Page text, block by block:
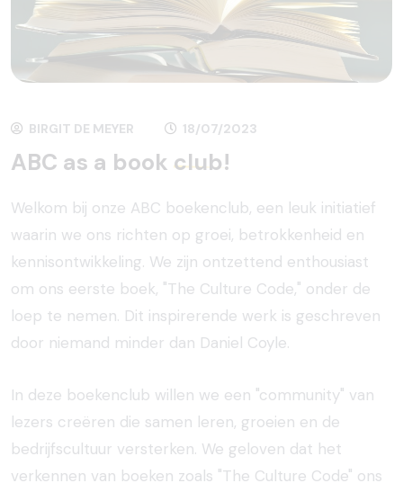
BIRGIT DE MEYER 18/07/2023
ABC as a book club!
Welkom bij onze ABC boekenclub, een leuk initiatief
waarin we ons richten op groei, betrokkenheid en
kennisontwikkeling. We zijn ontzettend enthousiast
om ons eerste boek, "The Culture Code," onder de
loep te nemen. Dit inspirerende werk is geschreven
door niemand minder dan Daniel Coyle.
In deze boekenclub willen we een "community" van
lezers creëren die samen leren, groeien en de
bedrijfscultuur versterken. We geloven dat het
verkennen van boeken zoals "The Culture Code" ons